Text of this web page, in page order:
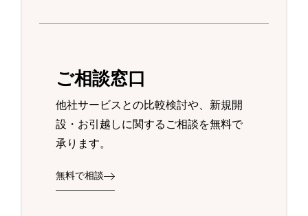
ご相談窓口
他社サービスとの比較検討や、新規開
設・お引越しに関するご相談を無料で
承ります。
無料で相談